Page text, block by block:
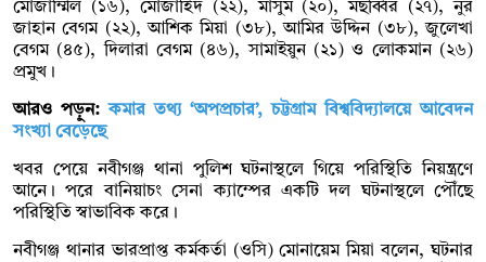
মোজাম্মিল (১৬), মোজাহিদ (২২), মাসুম (২০), মছব্বির (২৭), নুর
জাহান বেগম (২২), আশিক মিয়া (৩৮), আমির উদ্দিন (৩৮), জুলেখা
বেগম (৪৫), দিলারা বেগম (৪৬), সামাইয়ুন (২১) ও লোকমান (২৬)
প্রমুখ।
আরও পড়ুন:কমার তথ্য ‘অপপ্রচার’, চট্টগ্রাম বিশ্ববিদ্যালয়ে আবেদন
সংখ্যা বেড়েছে
‎খবর পেয়ে নবীগঞ্জ থানা পুলিশ ঘটনাস্থলে গিয়ে পরিস্থিতি নিয়ন্ত্রণে
আনে। পরে বানিয়াচং সেনা ক্যাম্পের একটি দল ঘটনাস্থলে পৌঁছে
পরিস্থিতি স্বাভাবিক করে।
‎নবীগঞ্জ থানার ভারপ্রাপ্ত কর্মকর্তা (ওসি) মোনায়েম মিয়া বলেন, ঘটনার